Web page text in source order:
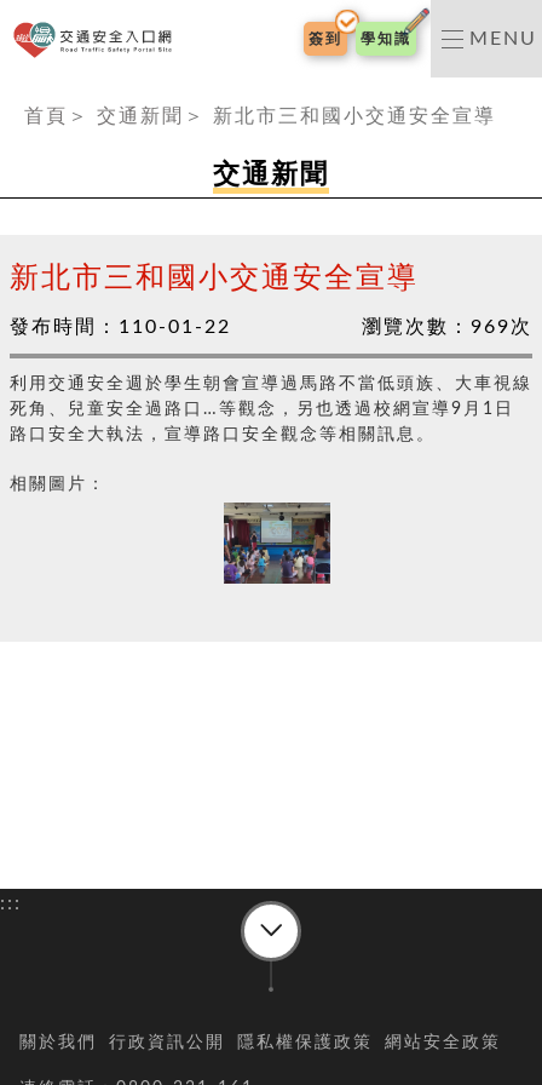
交通安全入口網
簽到 學知識 MENU
首頁 ＞ 交通新聞 ＞ 新北市三和國小交通安全宣導
交通新聞
新北市三和國小交通安全宣導
發布時間： 110-01-22 瀏覽次數： 969次
利用交通安全週於學生朝會宣導過馬路不當低頭族、大車視線
死角、兒童安全過路口…等觀念，另也透過校網宣導9月1日
路口安全大執法，宣導路口安全觀念等相關訊息。
相關圖片：
:::
關於我們 行政資訊公開 隱私權保護政策 網站安全政策